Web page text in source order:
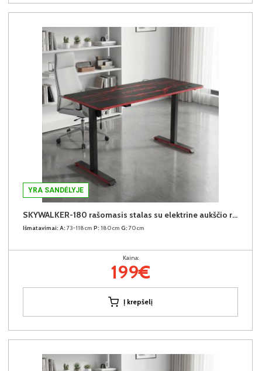
YRA SANDĖLYJE
SKYWALKER-180 rašomasis stalas su elektrine aukščio reguliavimo funkcija (Juodas)
Išmatavimai: A: 73-118cm P: 180cm G: 70cm
Kaina:
199€
Į krepšelį